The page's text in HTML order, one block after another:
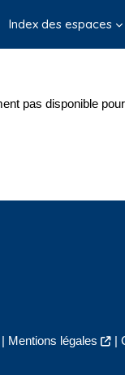
Index des espaces
pas disponible
Mentions légales |